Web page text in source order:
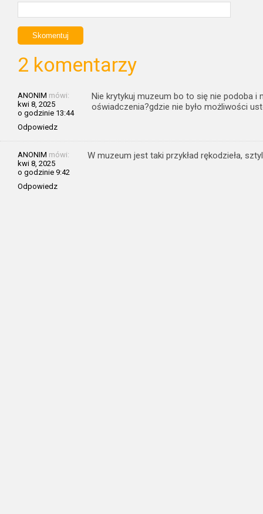
2 komentarzy
ANONIM mówi:
kwi 8, 2025
o godzinie 13:44
Odpowiedz
Nie krytykuj muzeum bo to się nie podoba i
oświadczenia?gdzie nie było możliwości
ANONIM mówi:
kwi 8, 2025
o godzinie 9:42
Odpowiedz
W muzeum jest taki przykład rękodzieła,